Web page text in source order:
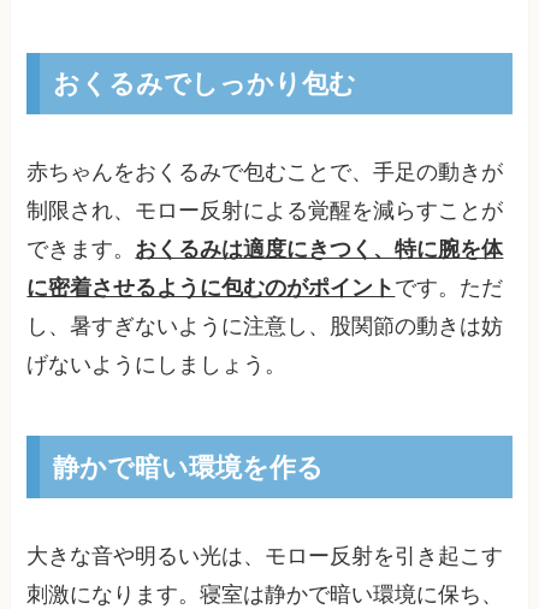
おくるみでしっかり包む
赤ちゃんをおくるみで包むことで、手足の動きが
制限され、モロー反射による覚醒を減らすことが
できます。 おくるみは適度にきつく、特に腕を体
に密着させるように包むのがポイント です。ただ
し、暑すぎないように注意し、股関節の動きは妨
げないようにしましょう。
静かで暗い環境を作る
大きな音や明るい光は、モロー反射を引き起こす
刺激になります。寝室は静かで暗い環境に保ち、